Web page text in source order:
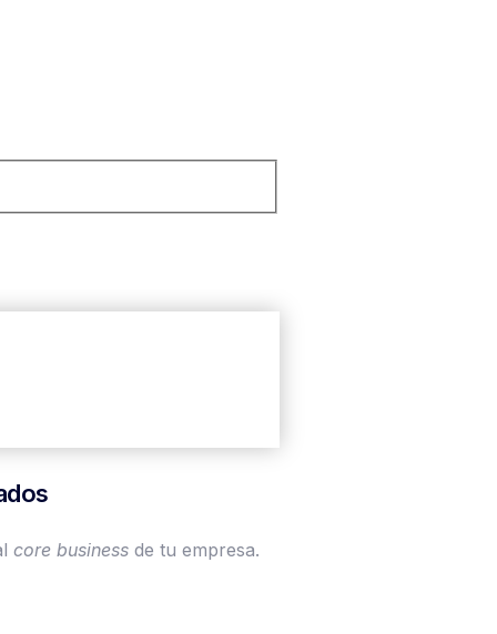
core business de tu empresa.